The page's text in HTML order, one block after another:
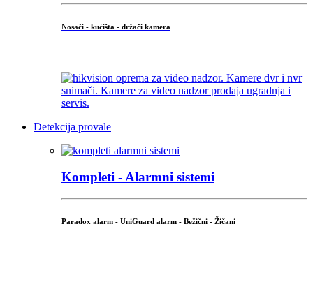
Nosači - kućišta - držači kamera
Detekcija provale
Kompleti - Alarmni sistemi
Paradox alarm - UniGuard alarm - Bežični - Žičani